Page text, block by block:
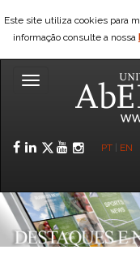
Este site utiliza cookies para
informação consulte a nossa
Toggle
Facebook
LinkedIn
Twitter
PT EN